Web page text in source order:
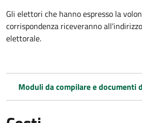
Gli elettori che hanno espresso la
corrispondenza riceveranno
elettorale.
Moduli da compilare e documenti